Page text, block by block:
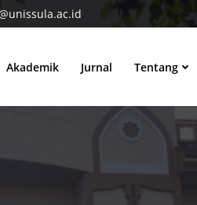
Akademik Jurnal Tentang